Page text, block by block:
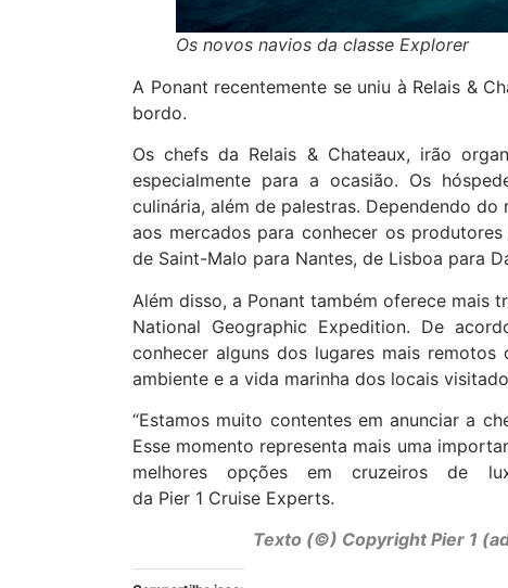
Os novos navios da classe Explorer
A Ponant recentemente se uniu à Relais &
bordo.
Os chefs da Relais & Chateaux, irão
especialmente para a ocasião. Os
culinária, além de palestras. Dependendo
aos mercados para conhecer os
de Saint-Malo para Nantes, de Lisboa para
Além disso, a Ponant também oferece mais
National Geographic Expedition. De
conhecer alguns dos lugares mais
ambiente e a vida marinha dos locais
“Estamos muito contentes em anunciar a
Esse momento representa mais uma
melhores opções em cruzeiros de
da Pier 1 Cruise Experts.
Texto (©) Copyright Pier 1